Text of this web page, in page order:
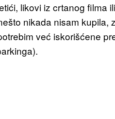
likovi iz crtanog filma
nikada nisam kupila,
već iskorišćene